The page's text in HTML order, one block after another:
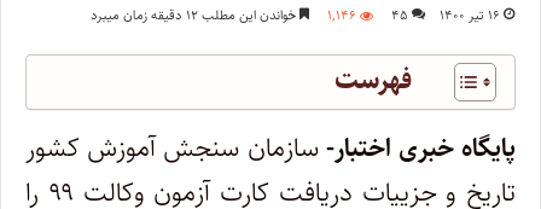
۱۶ تیر ۱۴۰۰ ۴۵ ۱,۱۴۶ خواندن این مطلب ۱۲ دقیقه زمان میبرد
فهرست
پایگاه خبری اختبار-سازمان سنجش آموزش کشور
تاریخ و جزییات دریافت کارت آزمون وکالت ۹۹ را